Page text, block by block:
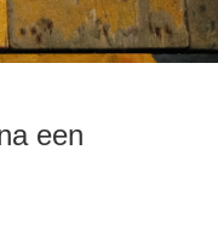
een